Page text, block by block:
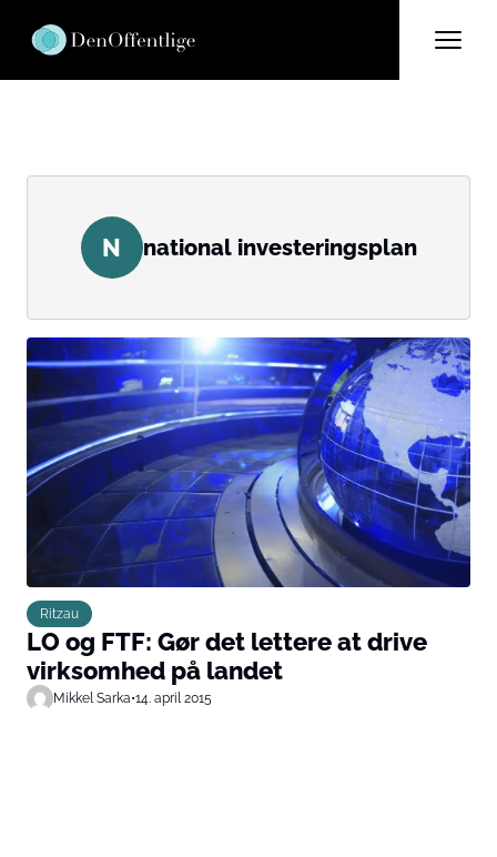
N national investeringsplan
Ritzau
LO og FTF: Gør det lettere at drive
virksomhed på landet
Mikkel Sarka•14. april 2015